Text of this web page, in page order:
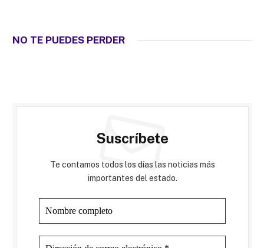
NO TE PUEDES PERDER
Suscríbete
Te contamos todos los días las noticias más
importantes del estado.